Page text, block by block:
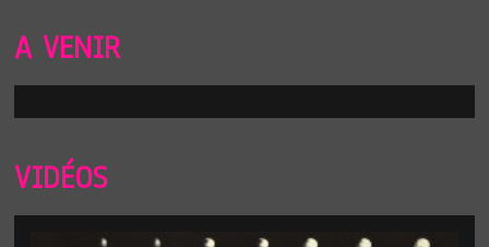
A VENIR
VIDÉOS